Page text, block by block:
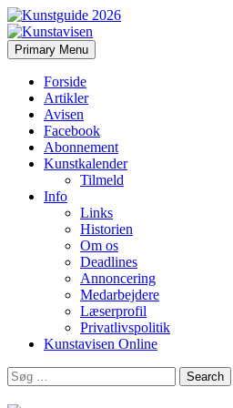
Kunstavisen
Search
Primary Menu Skip
to
Forside
Artikler
Avisen
Facebook
Abonnement
Kunstkalender
Tilmeld
Info
Links
Historien
Om os
Deadlines
Annoncering
Medarbejdere
Læserprofil
Privatlivspolitik
Kunstavisen Online
Search
for: